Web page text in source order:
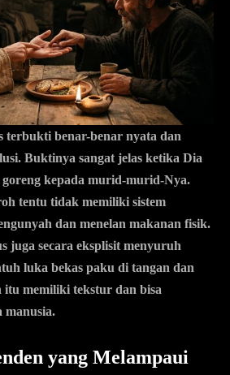
terbukti benar-benar nyata dan
Buktinya sangat jelas ketika Dia
kepada murid-murid-Nya.
tentu tidak memiliki sistem
dan menelan makanan fisik.
juga secara eksplisit menyuruh
luka bekas paku di tangan dan
memiliki tekstur dan bisa
manusia.
yang Melampaui